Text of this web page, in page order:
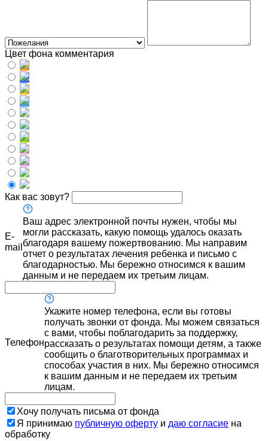
Цвет фона комментария
Как вас зовут?
E-
mail
Ваш адрес электронной почты нужен, чтобы мы
могли рассказать, какую помощь удалось оказать
благодаря вашему пожертвованию. Мы направим
отчет о результатах лечения ребенка и письмо с
благодарностью. Мы бережно относимся к вашим
данным и не передаем их третьим лицам.
Телефон
Укажите номер телефона, если вы готовы
получать звонки от фонда. Мы можем связаться
с вами, чтобы поблагодарить за поддержку,
рассказать о результатах помощи детям, а также
сообщить о благотворительных программах и
способах участия в них. Мы бережно относимся
к вашим данным и не передаем их третьим
лицам.
Хочу получать письма от фонда
Я принимаю публичную оферту и даю согласие на
обработку